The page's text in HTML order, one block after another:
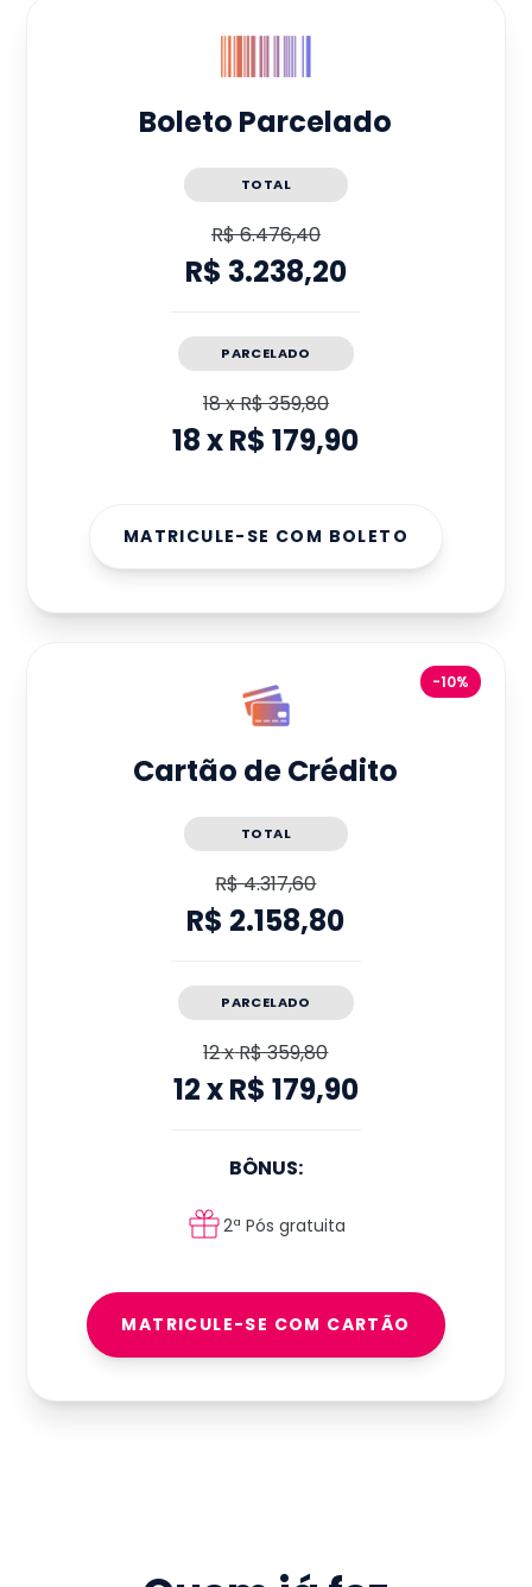
Boleto Parcelado
TOTAL
R$ 6.476,40
R$ 3.238,20
PARCELADO
18xR$ 359,80
18xR$ 179,90
MATRICULE-SE COM BOLETO
-10%
Cartão de Crédito
TOTAL
R$ 4.317,60
R$ 2.158,80
PARCELADO
12xR$ 359,80
12xR$ 179,90
BÔNUS:
2ª Pós gratuita
MATRICULE-SE COM CARTÃO